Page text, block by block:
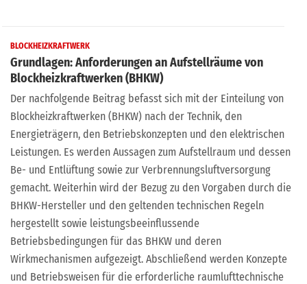
BLOCKHEIZKRAFTWERK
Grundlagen: Anforderungen an Aufstellräume von
Blockheizkraftwerken (BHKW)
Der nachfolgende Beitrag befasst sich mit der Einteilung von
Blockheizkraftwerken (BHKW) nach der Technik, den
Energieträgern, den Betriebskonzepten und den elektrischen
Leistungen. Es werden Aussagen zum Aufstellraum und dessen
Be- und Entlüftung sowie zur Verbrennungsluftversorgung
gemacht. Weiterhin wird der Bezug zu den Vorgaben durch die
BHKW-Hersteller und den geltenden technischen Regeln
hergestellt sowie leistungsbeeinflussende
Betriebsbedingungen für das BHKW und deren
Wirkmechanismen aufgezeigt. Abschließend werden Konzepte
und Betriebsweisen für die erforderliche raumlufttechnische